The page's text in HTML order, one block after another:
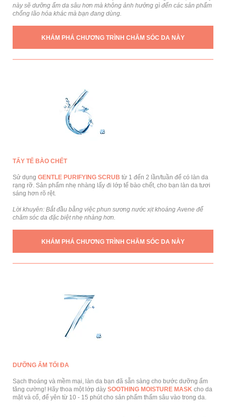
này sẽ dưỡng ẩm da sâu hơn mà không ảnh hưởng gì đến các sản phẩm
chống lão hóa khác mà bạn đang dùng.
KHÁM PHÁ CHƯƠNG TRÌNH CHĂM SÓC DA NÀY
TẨY TẾ BÀO CHẾT
Sử dụng GENTLE PURIFYING SCRUB từ 1 đến 2 lần/tuần để có làn da
rạng rỡ. Sản phẩm nhẹ nhàng lấy đi lớp tế bào chết, cho bạn làn da tươi
sáng hơn rõ rệt.
Lời khuyên: Bắt đầu bằng việc phun sương nước xịt khoáng Avene để
chăm sóc da đặc biệt nhẹ nhàng hơn.
KHÁM PHÁ CHƯƠNG TRÌNH CHĂM SÓC DA NÀY
DƯỠNG ẨM TỐI ĐA
Sạch thoáng và mềm mại, làn da bạn đã sẵn sàng cho bước dưỡng ẩm
tăng cường! Hãy thoa một lớp dày SOOTHING MOISTURE MASK cho da
mặt và cổ, để yên từ 10 - 15 phút cho sản phẩm thấm sâu vào trong da.